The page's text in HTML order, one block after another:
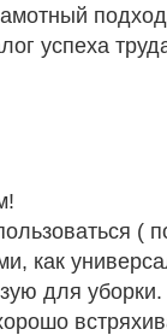
успеха
(
как
для